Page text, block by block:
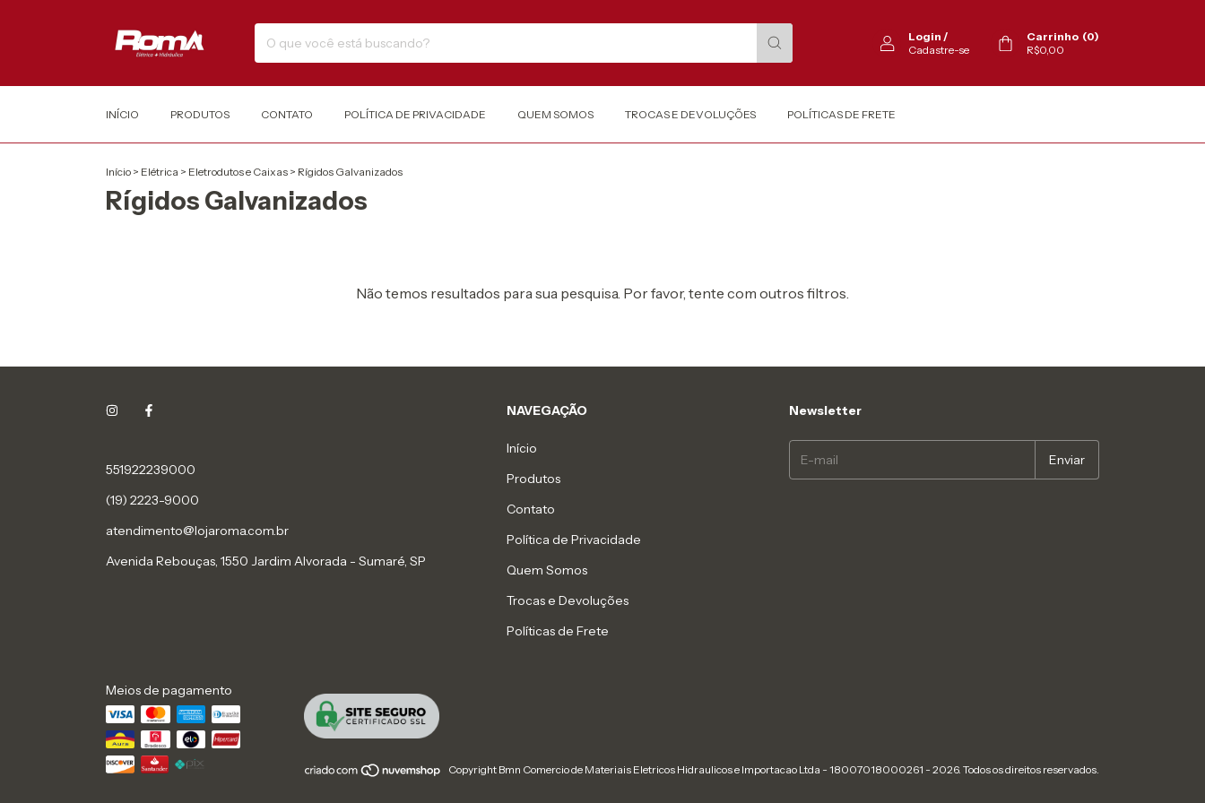
Login /
Cadastre-se
Carrinho (0)
R$0,00
INÍCIO PRODUTOS CONTATO POLÍTICA DE PRIVACIDADE QUEM SOMOS TROCAS E DEVOLUÇÕES POLÍTICAS DE FRETE
Início > Elétrica > Eletrodutos e Caixas > Rígidos Galvanizados
Rígidos Galvanizados
Não temos resultados para sua pesquisa. Por favor, tente com outros filtros.
551922239000
(19) 2223-9000
atendimento@lojaroma.com.br
Avenida Rebouças, 1550 Jardim Alvorada - Sumaré, SP
NAVEGAÇÃO
Início
Produtos
Contato
Política de Privacidade
Quem Somos
Trocas e Devoluções
Políticas de Frete
Newsletter
Meios de pagamento
Copyright Bmn Comercio de Materiais Eletricos Hidraulicos e Importacao Ltda - 18007018000261 - 2026. Todos os direitos reservados.